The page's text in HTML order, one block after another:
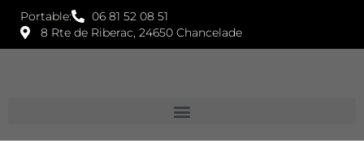
Portable:
06 81 52 08 51
8 Rte de Riberac, 24650 Chancelade